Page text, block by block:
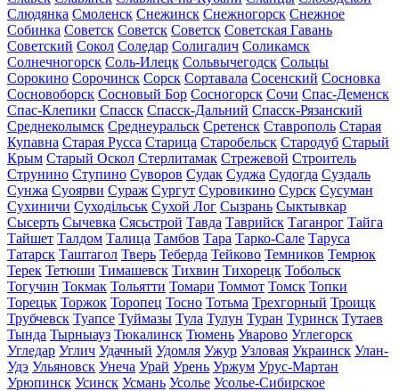
Слюдянка Смоленск Снежинск Снежногорск Снежное
Собинка Советск Советск Советск Советская Гавань
Советский Сокол Соледар Солигалич Соликамск
Солнечногорск Соль-Илецк Сольвычегодск Сольцы
Сорокино Сорочинск Сорск Сортавала Сосенский Сосновка
Сосновоборск Сосновый Бор Сосногорск Сочи Спас-Деменск
Спас-Клепики Спасск Спасск-Дальний Спасск-Рязанский
Среднеколымск Среднеуральск Сретенск Ставрополь Старая
Купавна Старая Русса Старица Старобельск Стародуб Старый
Крым Старый Оскол Стерлитамак Стрежевой Строитель
Струнино Ступино Суворов Судак Суджа Судогда Суздаль
Сунжа Суоярви Сураж Сургут Суровикино Сурск Сусуман
Сухиничи Суходільськ Сухой Лог Сызрань Сыктывкар
Сысерть Сычевка Сясьстрой Тавда Таврийск Таганрог Тайга
Тайшет Талдом Талица Тамбов Тара Тарко-Сале Таруса
Татарск Таштагол Тверь Теберда Тейково Темников Темрюк
Терек Тетюши Тимашевск Тихвин Тихорецк Тобольск
Тогучин Токмак Тольятти Томари Томмот Томск Топки
Торецьк Торжок Торопец Тосно Тотьма Трехгорный Троицк
Трубчевск Туапсе Туймазы Тула Тулун Туран Туринск Тутаев
Тында Тырныауз Тюкалинск Тюмень Уварово Углегорск
Угледар Углич Удачный Удомля Ужур Узловая Украинск Улан-
Удэ Ульяновск Унеча Урай Урень Уржум Урус-Мартан
Урюпинск Усинск Усмань Усолье Усолье-Сибирское